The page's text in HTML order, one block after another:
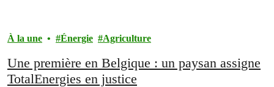
À la une Énergie Agriculture
Une première en Belgique : un paysan assigne
TotalEnergies en justice